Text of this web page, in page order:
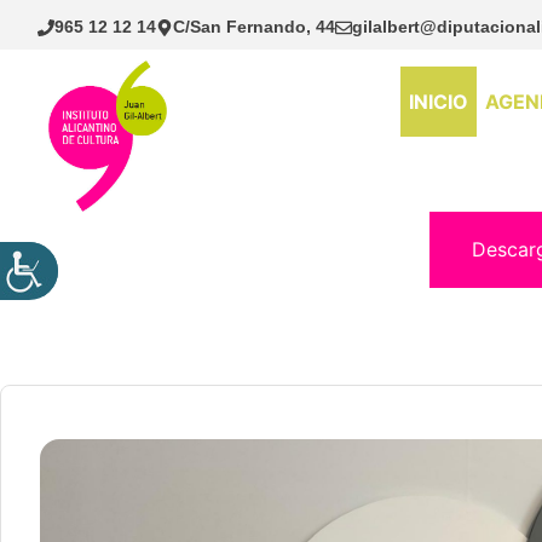
Saltar
965 12 12 14 C/San Fernando, 44
INICIO